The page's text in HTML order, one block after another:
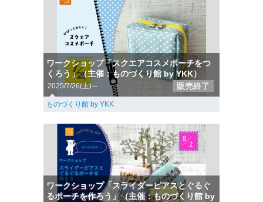
ワークショップ「スクエアコスメポーチをつ
くろう」（主催：ものづくり館 by YKK）
2025/7/26(土)～ 販売終了
ものづくり館 by YKK
ワークショップ「スライダーピアスとぐるぐ
るポーチを作ろう」（主催：ものづくり館 by